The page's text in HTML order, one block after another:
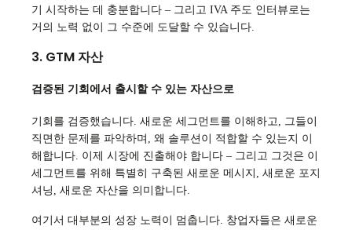
기 시작하는 데 충분합니다 – 그리고 IVA 주도 인터뷰로는
거의 노력 없이 그 수준에 도달할 수 있습니다.
3. GTM 자산
검증된 기회에서 출시할 수 있는 자산으로
기회를 검증했습니다. 새로운 세그먼트를 이해하고, 그들이
직면한 문제를 파악하며, 왜 솔루션이 적합할 수 있는지 이
해합니다. 이제 시장에 진출해야 합니다 – 그리고 그것은 이
세그먼트를 위해 특별히 구축된 새로운 메시지, 새로운 포지
셔닝, 새로운 자산을 의미합니다.
여기서 대부분의 성장 노력이 멈춥니다. 창업자들은 새로운